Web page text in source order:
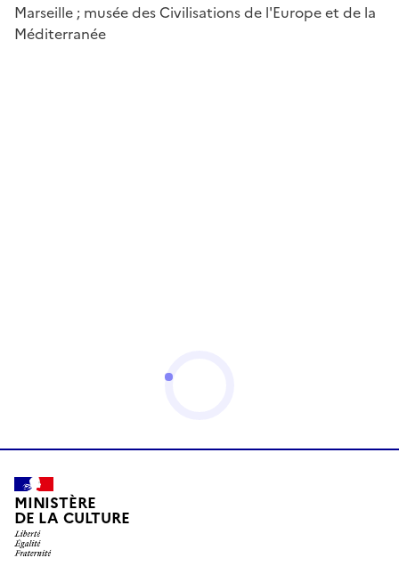
Marseille ; musée des Civilisations de l'Europe et de la
Méditerranée
MINISTÈRE
DE LA CULTURE